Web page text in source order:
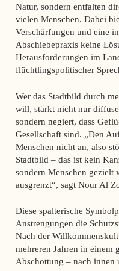
Natur, sondern entfalten
vielen Menschen. Dabei
Verschärfungen und eine
Abschiebepraxis keine
Herausforderungen im
flüchtlingspolitischer
Wer das Stadtbild durch
will, stärkt nicht nur
sondern negiert, dass
Gesellschaft sind. „Den
Menschen nicht an, also
Stadtbild – das ist kein
sondern Menschen gezielt
ausgrenzt“, sagt Nour Al
Diese spalterische
Anstrengungen die
Nach der
mehreren Jahren in einem
Abschottung – nach innen